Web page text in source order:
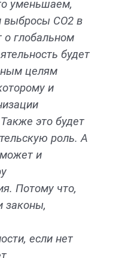
уменьшаем,
выбросы СО2 в
о глобальном
будет
целям
и
это будет
роль. А
и
Потому что,
законы,
если нет